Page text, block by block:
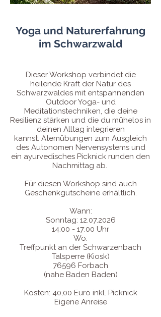
Yoga und Naturerfahrung
im Schwarzwald
Dieser Workshop verbindet die
heilende Kraft der Natur des
Schwarzwaldes mit entspannenden
Outdoor Yoga- und
Meditationstechniken, die deine
Resilienz stärken und die du mühelos in
deinen Alltag integrieren
kannst. Atemübungen zum Ausgleich
des Autonomen Nervensystems und
ein ayurvedisches Picknick runden den
Nachmittag ab.
Für diesen Workshop sind auch
Geschenkgutscheine erhältlich.
Wann:
Sonntag: 12.07.2026
14:00 - 17:00 Uhr
Wo:
Treffpunkt an der Schwarzenbach
Talsperre (Kiosk)
76596 Forbach
(nahe Baden Baden)
Kosten: 40,00 Euro inkl. Picknick
Eigene Anreise